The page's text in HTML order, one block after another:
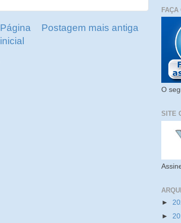
Postagem mais antiga
Página
inicial
FAÇA
O
SITE
►
►